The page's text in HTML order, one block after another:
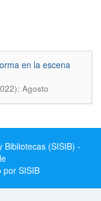
en la escena
Agosto
Bibliotecas (SISIB) -
por SISIB